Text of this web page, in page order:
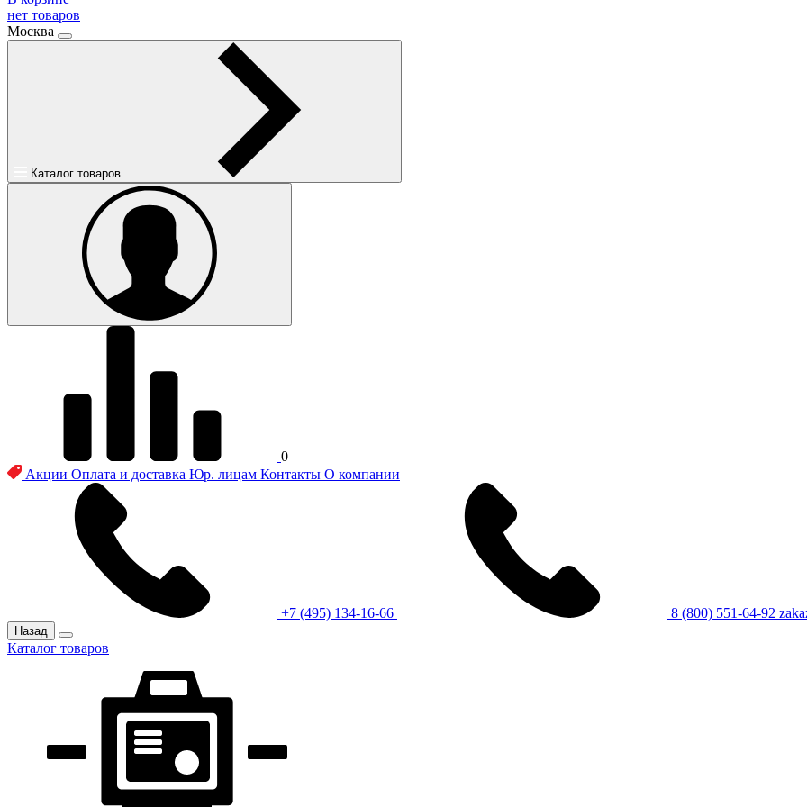
нет товаров
Москва
Каталог товаров
0
Акции Оплата и доставка Юр. лицам Контакты О компании
+7 (495) 134-16-66 8 (800) 551-64-92
Назад
Каталог товаров